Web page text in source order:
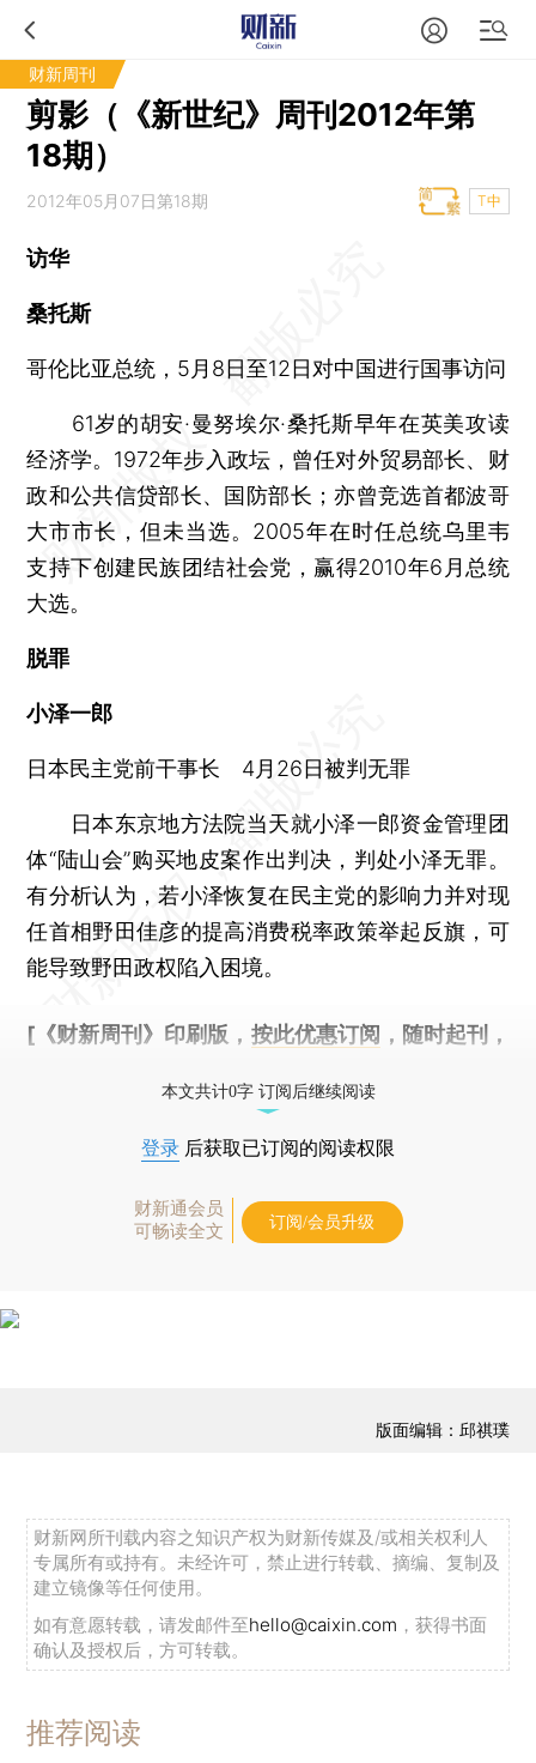
财新周刊
剪影（《新世纪》周刊2012年第
18期）
2012年05月07日第18期 T中
访华
桑托斯
哥伦比亚总统，5月8日至12日对中国进行国事访问
61岁的胡安·曼努埃尔·桑托斯早年在英美攻读
经济学。1972年步入政坛，曾任对外贸易部长、财
政和公共信贷部长、国防部长；亦曾竞选首都波哥
大市市长，但未当选。2005年在时任总统乌里韦
支持下创建民族团结社会党，赢得2010年6月总统
大选。
脱罪
小泽一郎
日本民主党前干事长 4月26日被判无罪
日本东京地方法院当天就小泽一郎资金管理团
体“陆山会”购买地皮案作出判决，判处小泽无罪。
有分析认为，若小泽恢复在民主党的影响力并对现
任首相野田佳彦的提高消费税率政策举起反旗，可
能导致野田政权陷入困境。
[《财新周刊》印刷版， 按此优惠订阅 ，随时起刊，
本文共计0字 订阅后继续阅读
登录 后获取已订阅的阅读权限
财新通会员
可畅读全文
订阅/会员升级
版面编辑：邱祺璞
财新网所刊载内容之知识产权为财新传媒及/或相关权利人
专属所有或持有。未经许可，禁止进行转载、摘编、复制及
建立镜像等任何使用。
如有意愿转载，请发邮件至hello@caixin.com ，获得书面
确认及授权后，方可转载。
推荐阅读